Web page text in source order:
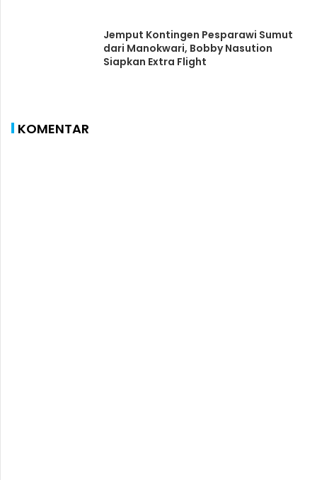
Jemput Kontingen Pesparawi Sumut
dari Manokwari, Bobby Nasution
Siapkan Extra Flight
KOMENTAR